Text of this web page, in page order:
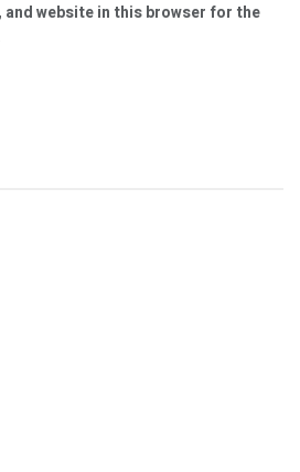
and website in this browser for the